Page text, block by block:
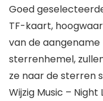
Goed
TF-kaart,
van de
sterrenhemel,
ze naar de sterren
Wijzig Music –